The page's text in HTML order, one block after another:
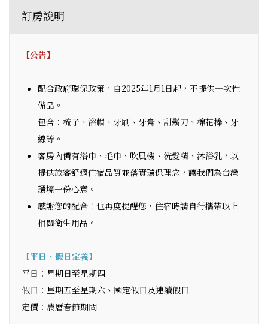
訂房說明
【公告】
配合政府環保政策，自2025年1月1日起，不提供一次性
備品。
包含：梳子、浴帽、牙刷、牙膏、刮鬍刀、棉花棒、牙
線等。
客房內備有浴巾、毛巾、吹風機、洗髮精、沐浴乳，以
提供旅客舒適住宿品質並落實環保理念，讓我們為台灣
環境一份心意。
感謝您的配合！也再度提醒您，住宿時請自行攜帶以上
相關衛生用品。
【平日、假日定義】
平日：星期日至星期四
假日：星期五至星期六、國定假日及連續假日
定價：農曆春節期間